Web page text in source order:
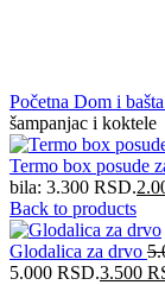
Početna Dom i bašta
šampanjac i koktele
Termo box posude
bila: 3.300 RSD.
Back to products
Glodalica za drvo
5.000 RSD.3.500